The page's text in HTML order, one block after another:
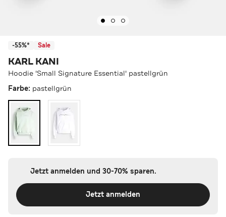
-55%* Sale
KARL KANI
Hoodie 'Small Signature Essential' pastellgrün
Farbe: pastellgrün
Jetzt anmelden und 30-70% sparen.
Jetzt anmelden